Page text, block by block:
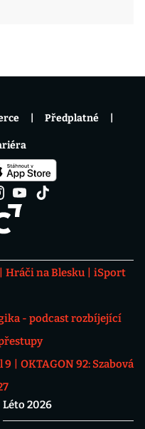
Hráči na Blesku
iSport
- podcast rozbíjející
9
OKTAGON 92: Szabová
Léto 2026
Předplatné